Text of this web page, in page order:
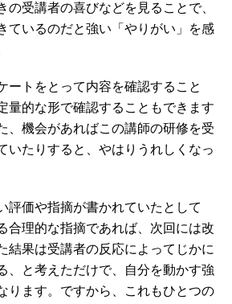
の受講者の喜びなどを見ることで、
ているのだと強い「やりがい」を感
トをとって内容を確認すること
量的な形で確認することもできます
、機会があればこの講師の研修を受
いたりすると、やはりうれしくなっ
価や指摘が書かれていたとして
合理的な指摘であれば、次回には改
結果は受講者の反応によってじかに
、と考えただけで、自分を動かす強
ります。ですから、これもひとつの